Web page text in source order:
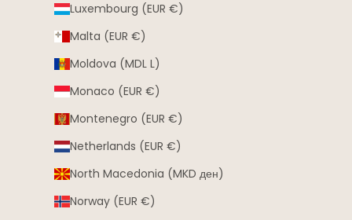
Luxembourg (EUR €)
Malta (EUR €)
Moldova (MDL L)
Monaco (EUR €)
Montenegro (EUR €)
Netherlands (EUR €)
North Macedonia (MKD ден)
Norway (EUR €)